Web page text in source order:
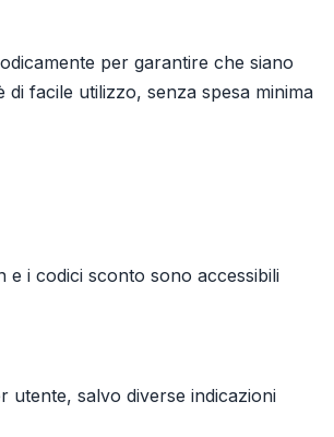
per garantire che siano
facile utilizzo, senza spesa minima
i codici sconto sono accessibili
utente, salvo diverse indicazioni